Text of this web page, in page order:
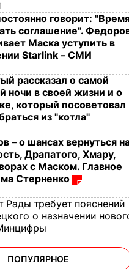
говорит:
соглашение".
Маска уступить в
Starlink – СМИ
рассказал о самой
ночи в своей жизни и о
который посоветовал
из "котла"
– о шансах вернуться
Драпатого, Хмару,
с Маском. Главное
Стерненко
Рады требует пояснений
о назначении
ПОПУЛЯРНОЕ